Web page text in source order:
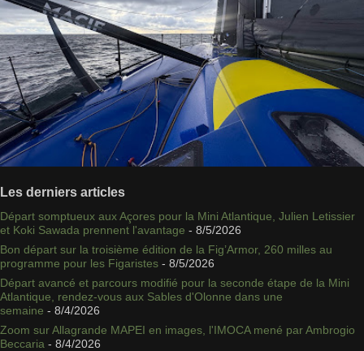
Les derniers articles
Départ somptueux aux Açores pour la Mini Atlantique, Julien Letissier
et Koki Sawada prennent l'avantage - 8/5/2026
Bon départ sur la troisième édition de la Fig’Armor, 260 milles au
programme pour les Figaristes - 8/5/2026
Départ avancé et parcours modifié pour la seconde étape de la Mini
Atlantique, rendez-vous aux Sables d'Olonne dans une
semaine - 8/4/2026
Zoom sur Allagrande MAPEI en images, l'IMOCA mené par Ambrogio
Beccaria - 8/4/2026